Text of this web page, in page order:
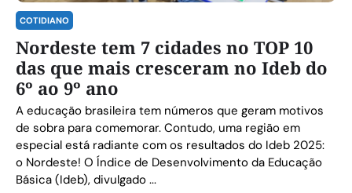
COTIDIANO
Nordeste tem 7 cidades no TOP 10
das que mais cresceram no Ideb do
6º ao 9º ano
A educação brasileira tem números que geram motivos
de sobra para comemorar. Contudo, uma região em
especial está radiante com os resultados do Ideb 2025:
o Nordeste! O Índice de Desenvolvimento da Educação
Básica (Ideb), divulgado ...